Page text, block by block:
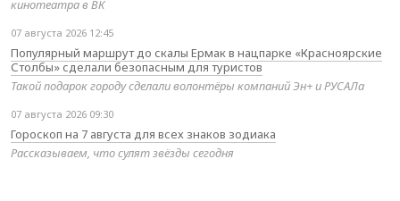
кинотеатра в ВК
07 августа 2026 12:45
Популярный маршрут до скалы Ермак в нацпарке «Красноярские
Столбы» сделали безопасным для туристов
Такой подарок городу сделали волонтёры компаний Эн+ и РУСАЛа
07 августа 2026 09:30
Гороскоп на 7 августа для всех знаков зодиака
Рассказываем, что сулят звёзды сегодня